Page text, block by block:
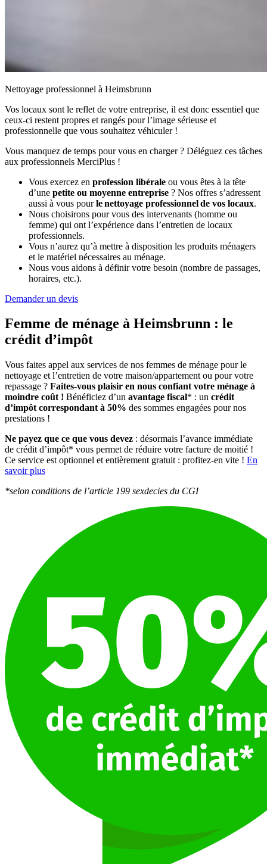
Nettoyage professionnel à Heimsbrunn
Vos locaux sont le reflet de votre entreprise, il est donc essentiel que
ceux-ci restent propres et rangés pour l’image sérieuse et
professionnelle que vous souhaitez véhiculer !
Vous manquez de temps pour vous en charger ? Déléguez ces tâches
aux professionnels MerciPlus !
Vous exercez en profession libérale ou vous êtes à la tête
d’une petite ou moyenne entreprise ? Nos offres s’adressent
aussi à vous pourle nettoyage professionnel de vos locaux.
Nous choisirons pour vous des intervenants (homme ou
femme) qui ont l’expérience dans l’entretien de locaux
professionnels.
Vous n’aurez qu’à mettre à disposition les produits ménagers
et le matériel nécessaires au ménage.
Nous vous aidons à définir votre besoin (nombre de passages,
horaires, etc.).
Demander un devis
Femme de ménage à Heimsbrunn : le
crédit d’impôt
Vous faites appel aux services de nos femmes de ménage pour le
nettoyage et l’entretien de votre maison/appartement ou pour votre
repassage ? Faites-vous plaisir en nous confiant votre ménage à
moindre coût ! Bénéficiez d’un avantage fiscal* : un crédit
d’impôt correspondant à 50% des sommes engagées pour nos
prestations !
Ne payez que ce que vous devez : désormais l’avance immédiate
de crédit d’impôt* vous permet de réduire votre facture de moitié !
Ce service est optionnel et entièrement gratuit : profitez-en vite ! En
savoir plus
*selon conditions de l’article 199 sexdecies du CGI